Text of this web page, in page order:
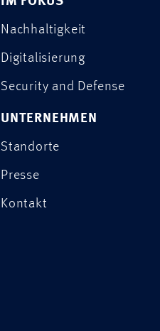
Nachhaltigkeit
Digitalisierung
Security and Defense
UNTERNEHMEN
Standorte
Presse
Kontakt